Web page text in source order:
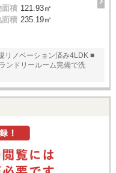
面積 121.93㎡
面積 235.19㎡
リノベーション済み4LDK ■
ンドリールーム完備で洗